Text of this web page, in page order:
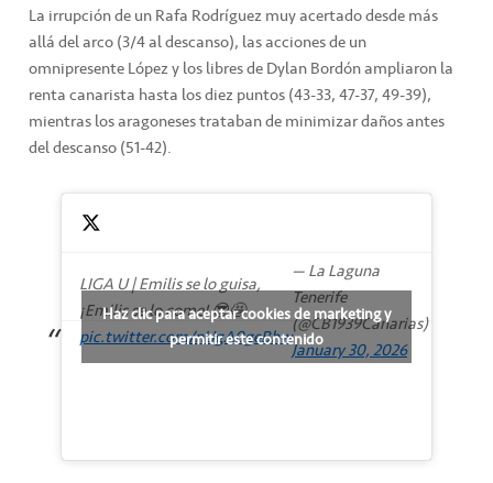
La irrupción de un Rafa Rodríguez muy acertado desde más
allá del arco (3/4 al descanso), las acciones de un
omnipresente López y los libres de Dylan Bordón ampliaron la
renta canarista hasta los diez puntos (43-33, 47-37, 49-39),
mientras los aragoneses trataban de minimizar daños antes
del descanso (51-42).
LIGA U | Emilis se lo guisa,
¡Emilis se lo come! 😎🤩
pic.twitter.com/nUgA0geBhw
— La Laguna
Tenerife
(@CB1939Canarias)
January 30, 2026
Haz clic para aceptar cookies de marketing y
permitir este contenido